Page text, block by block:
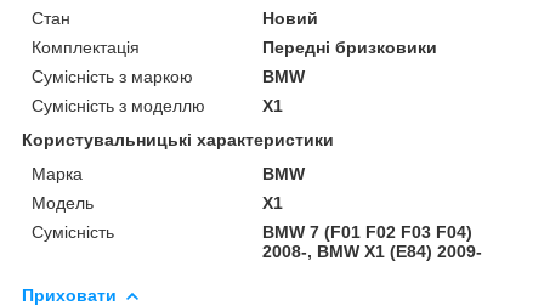
Стан
Новий
Комплектація
Передні бризковики
Сумісність з маркою
BMW
Сумісність з моделлю
X1
Користувальницькі характеристики
Марка
BMW
Модель
X1
Сумісність
BMW 7 (F01 F02 F03 F04)
2008-, BMW X1 (E84) 2009-
Приховати